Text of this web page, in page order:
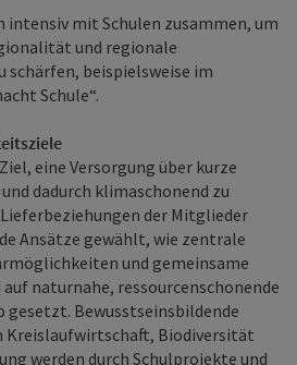
intensiv mit Schulen zusammen, um
und regionale
schärfen, beispielsweise im
Schule“.
eine Versorgung über kurze
dadurch klimaschonend zu
der Mitglieder
Ansätze gewählt, wie zentrale
und gemeinsame
naturnahe, ressourcenschonende
gesetzt. Bewusstseinsbildende
Kreislaufwirtschaft, Biodiversität
werden durch Schulprojekte und